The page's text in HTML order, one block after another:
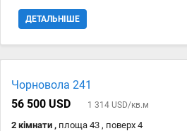
ДЕТАЛЬНІШЕ
Чорновола 241
56 500 USD
1 314 USD/кв.м
2 кімнати , площа 43 , поверх 4